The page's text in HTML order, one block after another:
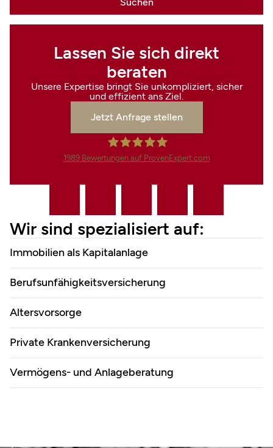
Lassen Sie sich direkt
beraten
Unsere Expertise bringt Sie unkompliziert, sicher
und effizient ans Ziel.
Jetzt Anfrage stellen
1989Bewertungen auf ProvenExpert.com
Wir sind spezialisiert auf:
Immobilien als Kapitalanlage
Berufsunfähigkeitsversicherung
Altersvorsorge
Private Krankenversicherung
Vermögens- und Anlageberatung